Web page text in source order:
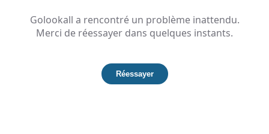
Golookall a rencontré un problème inattendu.
Merci de réessayer dans quelques instants.
Réessayer